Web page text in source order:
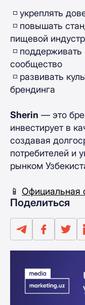
◽️ укреплять
◽️ повышать
пищевой
◽️
сообщество
◽️ развивать
брендинга
Sherin — это
инвестирует в
создавая
потребителей и
рынком
📱 Официальная
Поделиться